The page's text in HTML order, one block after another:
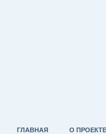
ГЛАВНАЯ О ПРОЕКТЕ